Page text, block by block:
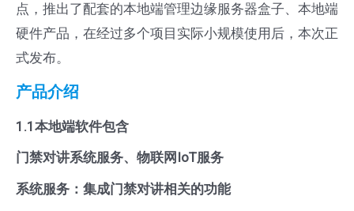
点，推出了配套的本地端管理边缘服务器盒子、本地端
硬件产品，在经过多个项目实际小规模使用后，本次正
式发布。
产品介绍
1.1本地端软件包含
门禁对讲系统服务、物联网IoT服务
系统服务：集成门禁对讲相关的功能
量
级
门
禁
讲
管
理